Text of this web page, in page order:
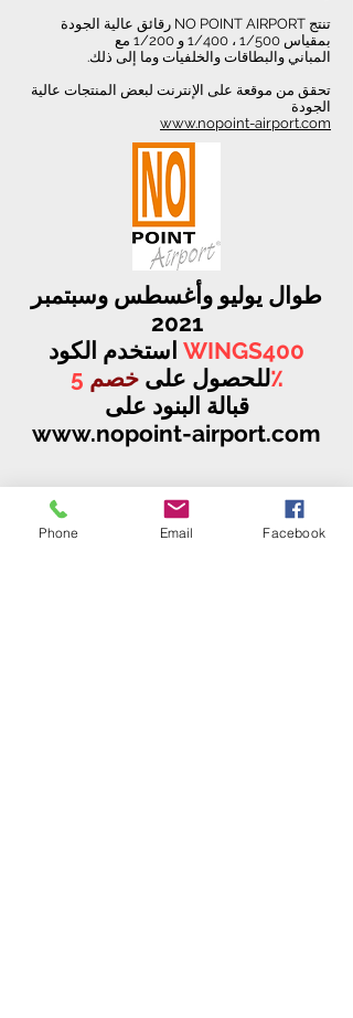
تنتج NO POINT AIRPORT رقائق عالية الجودة
بمقياس 1/500 ، 1/400 و 1/200 مع
المباني والبطاقات والخلفيات وما إلى ذلك.
تحقق من موقعة على الإنترنت لبعض المنتجات عالية
الجودة
www.nopoint-airport.com
طوال يوليو وأغسطس وسبتمبر
2021
استخدم الكود WINGS400
للحصول على خصم
5٪
قبالة البنود على
www.nopoint-airport.com
Phone Email Facebook